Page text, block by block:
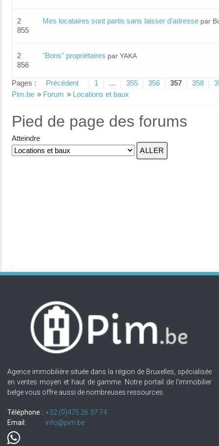
2
855
Mes locataires sont partis sans laisser d'adresse par
2
856
"Bons" propriétaires par YAKA
Pages : Précédent 1 … 355 356 357 358
Pim.be » Forum » Locations et baux
Pied de page des forums
Atteindre
Agence immobilière située dans la région de Bruxelles, spécialisée
en ventes moyen et haut de gamme. Notre portail de l'immobilier
belge vous offre aussi de nombreuses ressources.
Téléphone : +32.(0)475 26 37 74
Email:
info@pim.be